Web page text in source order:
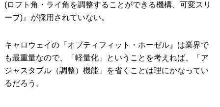
(ロフト角・ライ角を調整することができる機構、可変スリ
ーブ)』が採用されていない。
キャロウェイの『オプティフィット・ホーゼル』は業界で
も最重量なので、「軽量化」ということを考えれば、「ア
ジャスタブル（調整）機能」を省くことは理にかなってい
るだろう。